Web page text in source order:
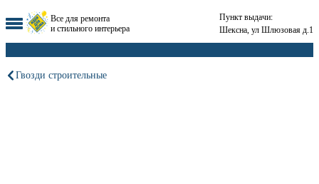
Все для ремонта
и стильного интерьера
Пункт выдачи:
Шексна, ул Шлюзовая д.1
Гвозди строительные